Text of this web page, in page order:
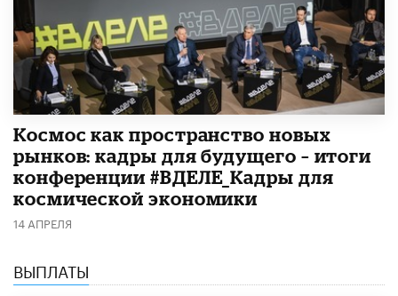
Космос как пространство новых
рынков: кадры для будущего – итоги
конференции #ВДЕЛЕ_Кадры для
космической экономики
14 АПРЕЛЯ
ВЫПЛАТЫ